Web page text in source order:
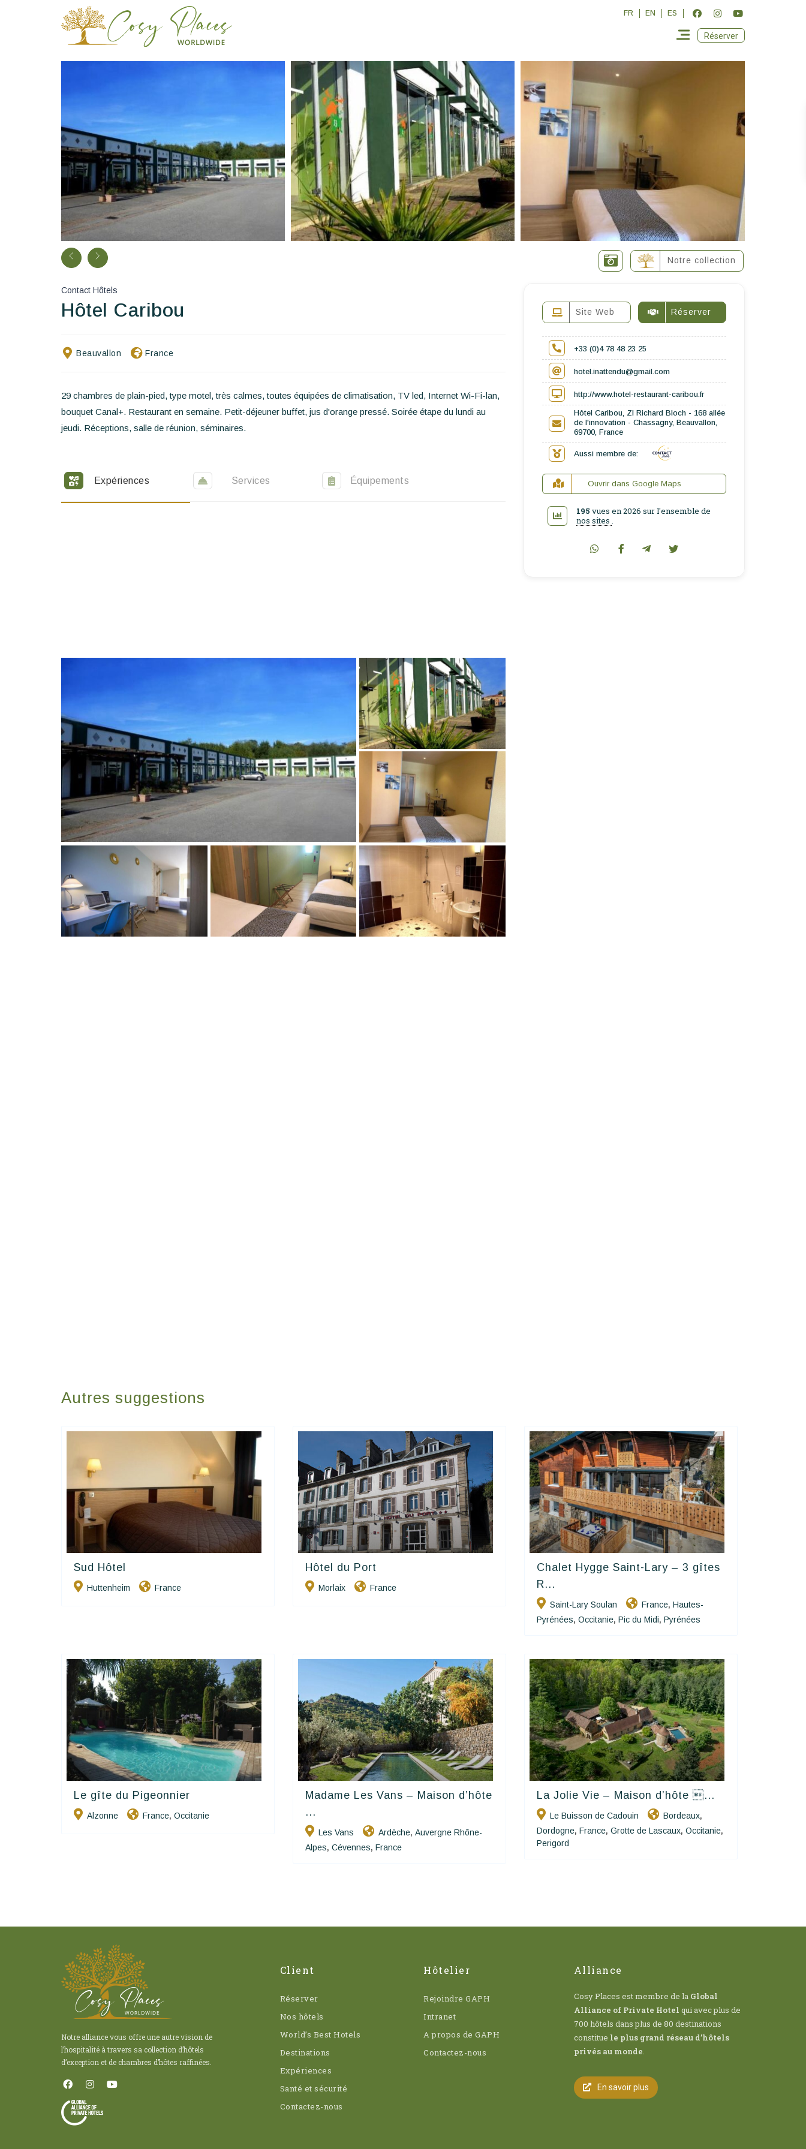
Vous faire voyager
Ecrivez-nous
FR EN ES
Réserver
Notre collection
Contact Hôtels
Hôtel Caribou
Beauvallon France
29 chambres de plain-pied, type motel, très calmes, toutes équipées de climatisation, TV led, Internet Wi-Fi-lan,
bouquet Canal+. Restaurant en semaine. Petit-déjeuner buffet, jus d'orange pressé. Soirée étape du lundi au
jeudi. Réceptions, salle de réunion, séminaires.
Expériences Services Équipements
Site Web Réserver
+33 (0)4 78 48 23 25
hotel.inattendu@gmail.com
http://www.hotel-restaurant-caribou.fr
Hôtel Caribou, ZI Richard Bloch - 168 allée
de l'innovation - Chassagny, Beauvallon,
69700, France
Aussi membre de:
Ouvrir dans Google Maps
195 vues en 2026 sur l'ensemble de
nos sites .
Autres suggestions
Sud Hôtel
Huttenheim France
Hôtel du Port
Morlaix France
Happy House
Chalet Hygge Saint-Lary – 3 gîtes
R...
Saint-Lary Soulan France, Hautes-
Pyrénées,Occitanie, Pic du Midi, Pyrénées
Le gîte du Pigeonnier
Alzonne France, Occitanie
Happy House
Madame Les Vans – Maison d’hôte
...
Les Vans Ardèche,Auvergne Rhône-
Alpes,Cévennes, France
Happy House
La Jolie Vie – Maison d’hôte ...
Le Buisson de Cadouin Bordeaux,
Dordogne, France,Grotte de Lascaux,Occitanie,
Perigord
Notre alliance vous offre une autre vision de
l’hospitalité à travers sa collection d’hôtels
d’exception et de chambres d’hôtes raffinées.
Client
Réserver
Nos hôtels
World’s Best Hotels
Destinations
Expériences
Santé et sécurité
Contactez-nous
Hôtelier
Rejoindre GAPH
Intranet
A propos de GAPH
Contactez-nous
Alliance
Cosy Places est membre de la Global
Alliance of Private Hotel qui avec plus de
700 hôtels dans plus de 80 destinations
constitue le plus grand réseau d’hôtels
privés au monde.
En savoir plus